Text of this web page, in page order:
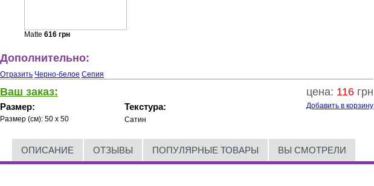
Matte 616 грн
Дополнительно:
Отразить Черно-белое Сепия
Ваш заказ: цена: 116 грн
Размер:
Размер (см): 50 x 50
Текстура:
Сатин
Добавить в корзину
ОПИСАНИЕ ОТЗЫВЫ ПОПУЛЯРНЫЕ ТОВАРЫ ВЫ СМОТРЕЛИ